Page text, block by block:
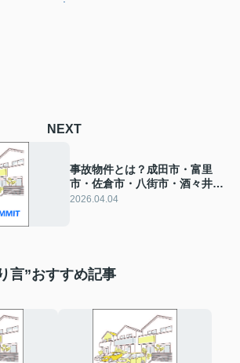
NEXT
事故物件とは？成田市・富里
市・佐倉市・八街市・酒々井町
のマイホーム探し
2026.04.04
言”おすすめ記事